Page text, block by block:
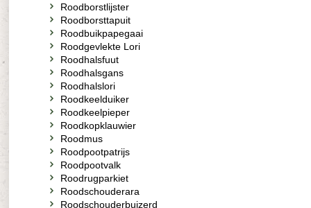
Roodborstlijster
Roodborsttapuit
Roodbuikpapegaai
Roodgevlekte Lori
Roodhalsfuut
Roodhalsgans
Roodhalslori
Roodkeelduiker
Roodkeelpieper
Roodkopklauwier
Roodmus
Roodpootpatrijs
Roodpootvalk
Roodrugparkiet
Roodschouderara
Roodschouderbuizerd